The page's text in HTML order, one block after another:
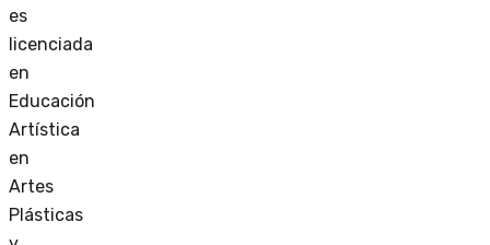
es
licenciada
en
Educación
Artística
en
Artes
Plásticas